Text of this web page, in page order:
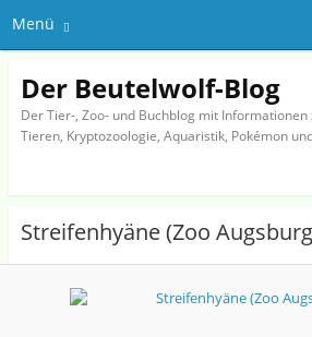
Menü
Der Beutelwolf-Blog
Der Tier-, Zoo- und Buchblog mit
Tieren, Kryptozoologie, Aquaristik, Pokémon
Streifenhyäne (Zoo